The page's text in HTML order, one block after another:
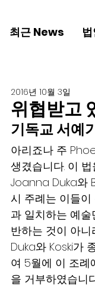
최근 News
위협받고
2016년 10월 3일
기독교 서예
아리죠나 주
생겼습니다. 이
Joanna Duka와
시 주례는 이들
과 일치하는 예
반하는 것이 아
Duka와 Koski가
여 5월에 이 조례
을 거부하였습니